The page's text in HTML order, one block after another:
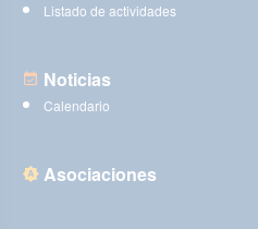
Listado de actividades
Noticias
Calendario
Asociaciones